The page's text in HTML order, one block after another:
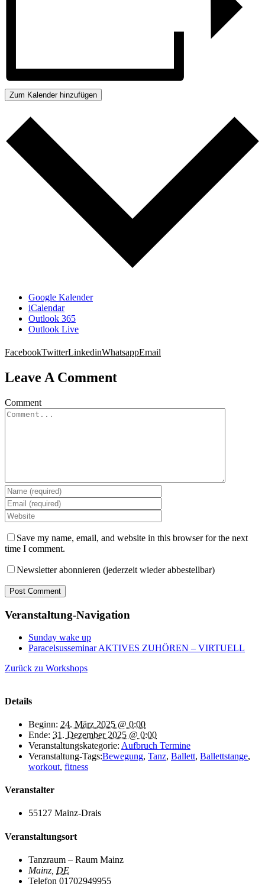
Zum Kalender hinzufügen
Google Kalender
iCalendar
Outlook 365
Outlook Live
FacebookTwitterLinkedinWhatsappEmail
Leave A Comment
Comment
Save my name, email, and website in this browser for the next
time I comment.
Newsletter abonnieren (jederzeit wieder abbestellbar)
Veranstaltung-Navigation
Sunday wake up
Paracelsusseminar AKTIVES ZUHÖREN – VIRTUELL
Zurück zu Workshops
Details
Beginn: 24. März 2025 @ 0:00
Ende: 31. Dezember 2025 @ 0:00
Veranstaltungskategorie: Aufbruch Termine
Veranstaltung-Tags:Bewegung, Tanz, Ballett, Ballettstange,
workout, fitness
Veranstalter
55127 Mainz-Drais
Veranstaltungsort
Tanzraum – Raum Mainz
Mainz DE
Telefon 01702949955